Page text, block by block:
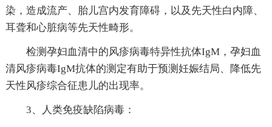
染，造成流产、胎儿宫内发育障碍，以及先天性白内障、
耳聋和心脏病等先天性畸形。
检测孕妇血清中的风疹病毒特异性抗体IgM，孕妇血
清风疹病毒IgM抗体的测定有助于预测妊娠结局、降低先
天性风疹综合征患儿的出现率。
3、人类免疫缺陷病毒：